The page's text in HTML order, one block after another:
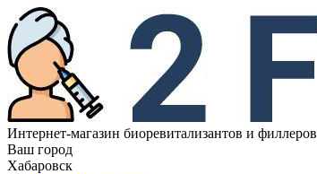
Интернет-магазин биоревитализантов и филлеров
Ваш город
Хабаровск